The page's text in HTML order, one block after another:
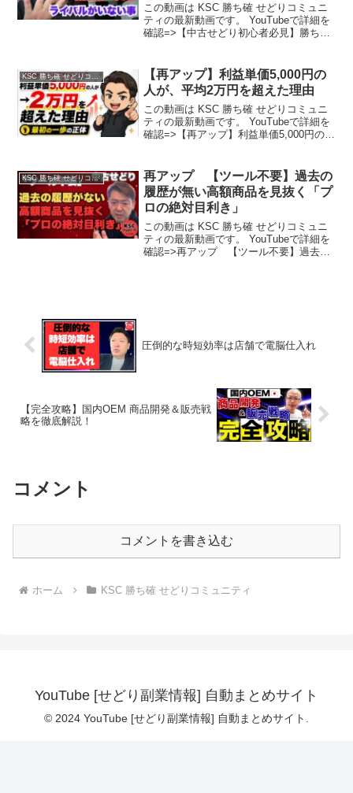
この動画は KSC 勝ち確 せどりコミュニ
ティの最新動画です。 YouTubeで詳細を
確認=>【中古せどり初心者必見】勝ち確
【再アップ】利益単価5,000円の
人が、平均2万円を超えた理由
この動画は KSC 勝ち確 せどりコミュニ
ティの最新動画です。 YouTubeで詳細を
確認=>【再アップ】利益単価5,000円の人
KSC 勝ち確 せどりコミュニティ
再アップ 【ツール不要】過去の
履歴が無い高額商品を見抜く「プ
ロの絶対目利き」
この動画は KSC 勝ち確 せどりコミュニ
ティの最新動画です。 YouTubeで詳細を
確認=>再アップ 【ツール不要】過去の
圧倒的な時短効率は店舗で電脳仕入れ
【完全攻略】国内OEM 商品開発＆販売戦
略を徹底解説！
コメント
コメントを書き込む
ホーム KSC 勝ち確 せどりコミュニティ
YouTube [せどり副業情報] 自動まとめサイト
© 2024 YouTube [せどり副業情報] 自動まとめサイト.